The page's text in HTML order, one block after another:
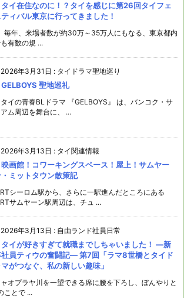
タイ在住なのに！？タイを感じに第26回タイフェ
ティバル東京に行ってきました！
年、来場者数が約30万～35万人にもなる、東京都内
有数の規 ...
2026年3月31日 : タイドラマ聖地巡り
GELBOYS 聖地巡礼
イの青春BLドラマ 『GELBOYS』 は、バンコク・サ
ム周辺を舞台に、 ...
2026年3月13日 : タイ関連情報
映画館！コワーキングスペース！屋上！サムヤー
・ミットタウン散策記
シーロム駅から、さらに一駅進んだところにある
サムヤーン駅周辺は、チュ ...
2026年3月13日 : 自由ランド社員日常
タイが好きすぎて就職までしちゃいました！ ―新
員ティウの奮闘記― 第7回「ラマ8世橋とタイド
がつなぐ、私の新しい趣味」
オプラヤ川を一望できる席に腰を下ろし、ぼんやりと
ことで ...